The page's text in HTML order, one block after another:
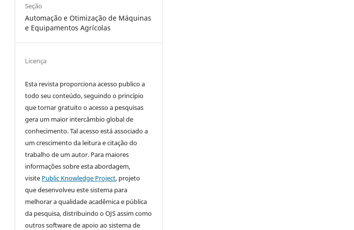
Seção
Automação e Otimização de Máquinas
e Equipamentos Agrícolas
Licença
Esta revista proporciona acesso publico a
todo seu conteúdo, seguindo o princípio
que tornar gratuito o acesso a pesquisas
gera um maior intercâmbio global de
conhecimento. Tal acesso está associado a
um crescimento da leitura e citação do
trabalho de um autor. Para maiores
informações sobre esta abordagem,
visite Public Knowledge Project, projeto
que desenvolveu este sistema para
melhorar a qualidade acadêmica e pública
da pesquisa, distribuindo o OJS assim como
outros software de apoio ao sistema de